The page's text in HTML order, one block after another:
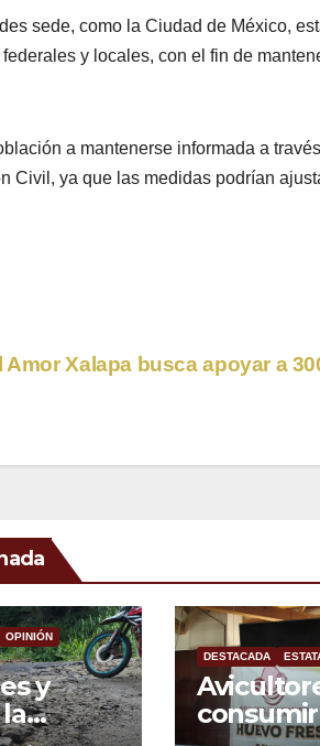
sede, como la Ciudad de México,
y locales, con el fin de
a mantenerse informada a
Civil, ya que las medidas podrían
Amor Xalapa busca apoyar a
OPINIÓN
y
DESTACADA